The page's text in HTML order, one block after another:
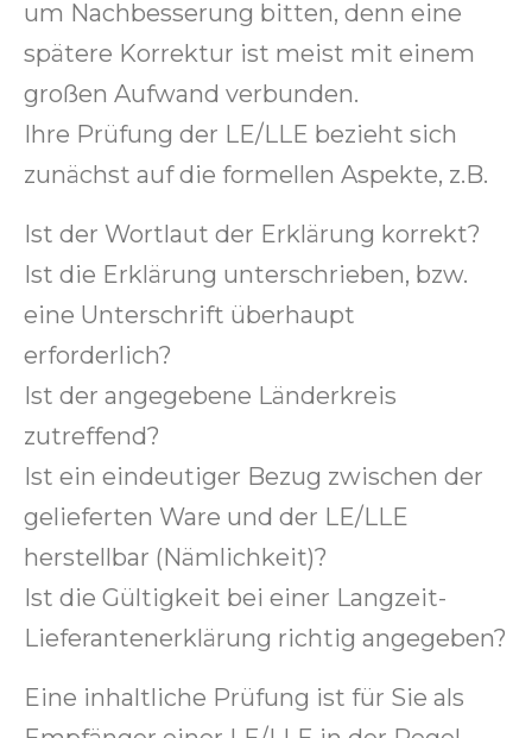
um Nachbesserung bitten, denn eine
spätere Korrektur ist meist mit einem
großen Aufwand verbunden.
Ihre Prüfung der LE/LLE bezieht sich
zunächst auf die formellen Aspekte, z.B.
Ist der Wortlaut der Erklärung korrekt?
Ist die Erklärung unterschrieben, bzw.
eine Unterschrift überhaupt
erforderlich?
Ist der angegebene Länderkreis
zutreffend?
Ist ein eindeutiger Bezug zwischen der
gelieferten Ware und der LE/LLE
herstellbar (Nämlichkeit)?
Ist die Gültigkeit bei einer Langzeit-
Lieferantenerklärung richtig angegeben?
Eine inhaltliche Prüfung ist für Sie als